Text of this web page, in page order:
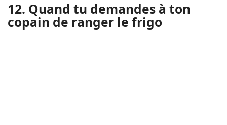
12. Quand tu demandes à ton
copain de ranger le frigo